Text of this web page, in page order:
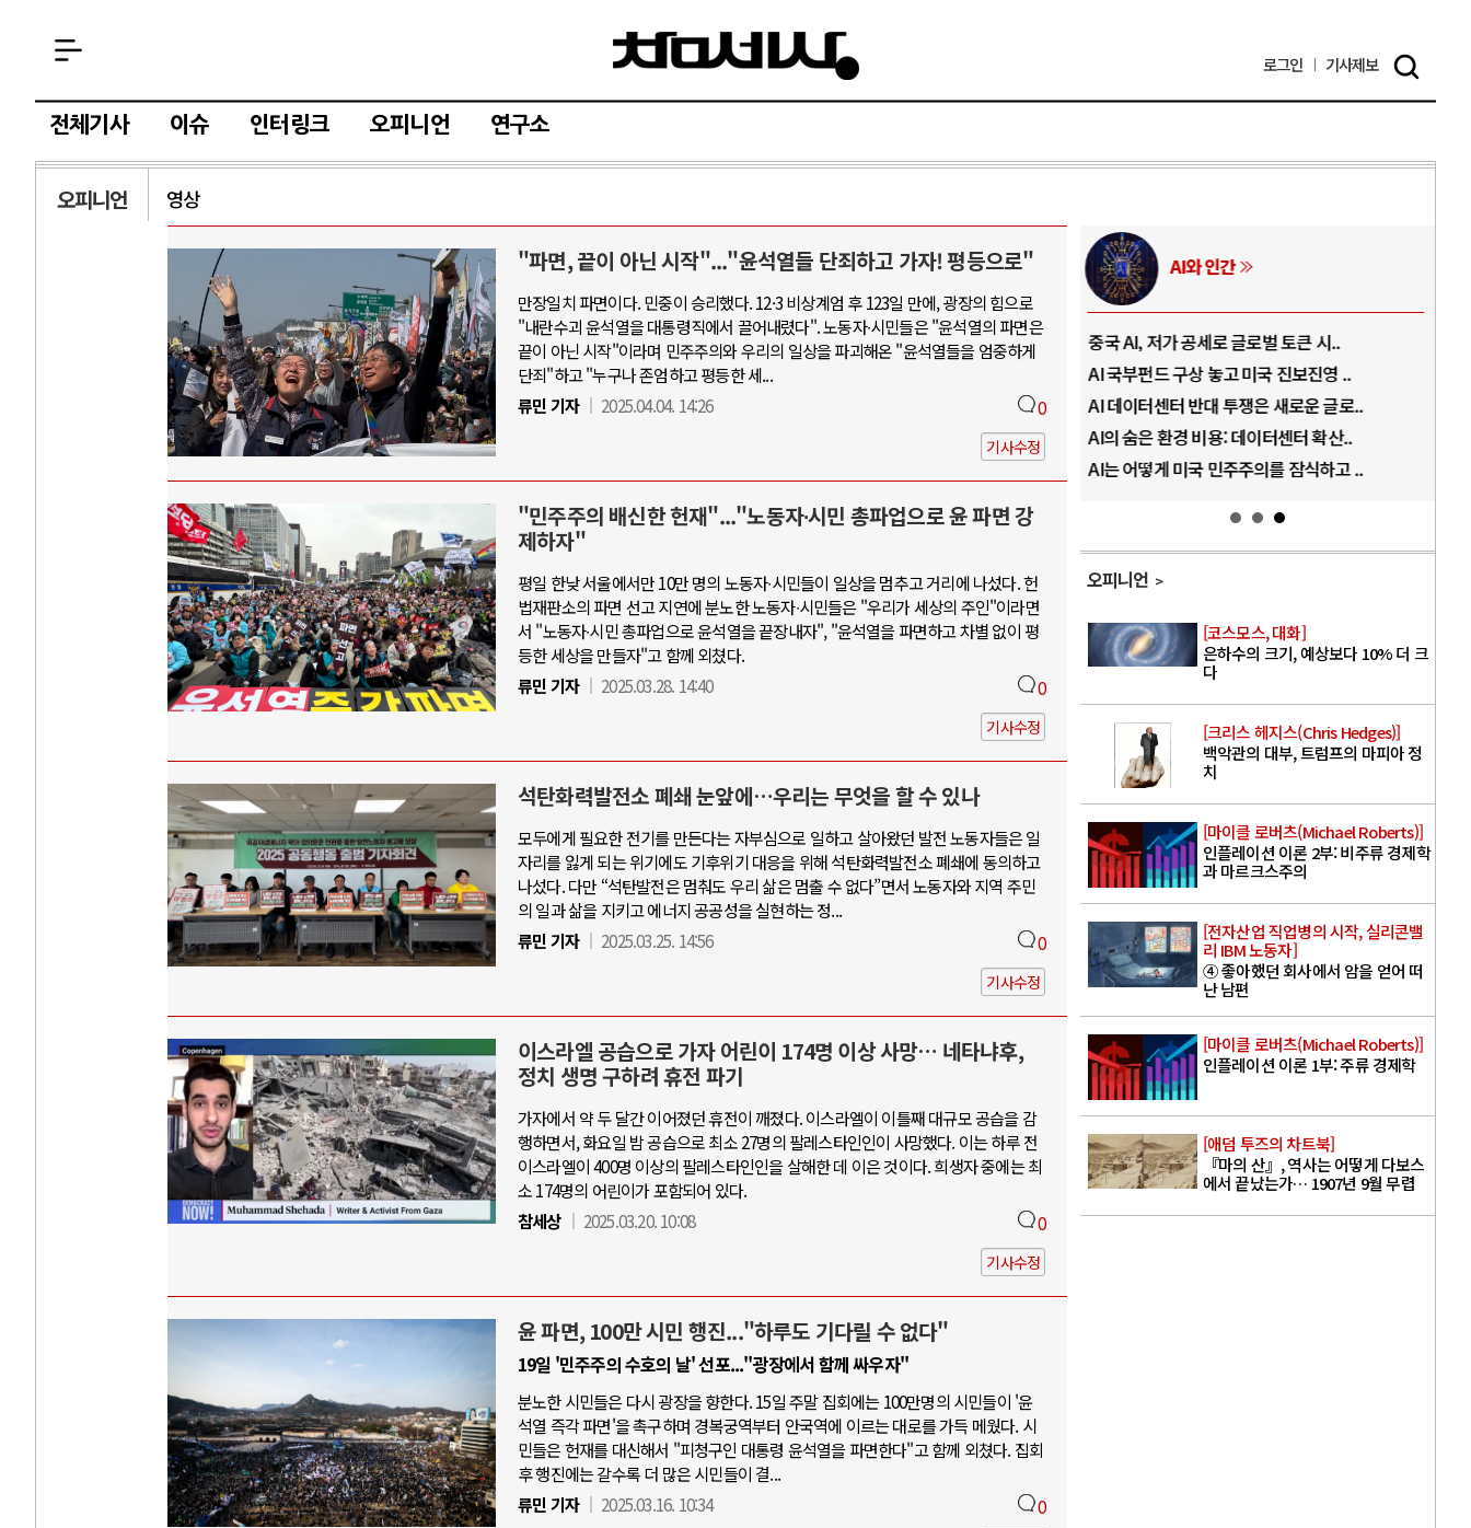
로그인 기사제보
전체기사 이슈 인터링크 오피니언 연구소
오피니언 영상
"파면, 끝이 아닌 시작"..."윤석열들 단죄하고 가자! 평등으로"
만장일치 파면이다. 민중이 승리했다. 12·3 비상계엄 후 123일 만에, 광장의 힘으로
"내란수괴 윤석열을 대통령직에서 끌어내렸다". 노동자∙시민들은 "윤석열의 파면은
끝이 아닌 시작"이라며 민주주의와 우리의 일상을 파괴해온 "윤석열들을 엄중하게
단죄"하고 "누구나 존엄하고 평등한 세...
류민 기자
2025.04.04. 14:26 0
기사수정
"민주주의 배신한 헌재"..."노동자∙시민 총파업으로 윤 파면 강
제하자"
평일 한낮 서울에서만 10만 명의 노동자∙시민들이 일상을 멈추고 거리에 나섰다. 헌
법재판소의 파면 선고 지연에 분노한 노동자∙시민들은 "우리가 세상의 주인"이라면
서 "노동자∙시민 총파업으로 윤석열을 끝장내자", "윤석열을 파면하고 차별 없이 평
등한 세상을 만들자"고 함께 외쳤다.
류민 기자
2025.03.28. 14:40 0
기사수정
석탄화력발전소 폐쇄 눈앞에…우리는 무엇을 할 수 있나
모두에게 필요한 전기를 만든다는 자부심으로 일하고 살아왔던 발전 노동자들은 일
자리를 잃게 되는 위기에도 기후위기 대응을 위해 석탄화력발전소 폐쇄에 동의하고
나섰다. 다만 “석탄발전은 멈춰도 우리 삶은 멈출 수 없다”면서 노동자와 지역 주민
의 일과 삶을 지키고 에너지 공공성을 실현하는 정...
류민 기자
2025.03.25. 14:56 0
기사수정
이스라엘 공습으로 가자 어린이 174명 이상 사망… 네타냐후,
정치 생명 구하려 휴전 파기
가자에서 약 두 달간 이어졌던 휴전이 깨졌다. 이스라엘이 이틀째 대규모 공습을 감
행하면서, 화요일 밤 공습으로 최소 27명의 팔레스타인인이 사망했다. 이는 하루 전
이스라엘이 400명 이상의 팔레스타인인을 살해한 데 이은 것이다. 희생자 중에는 최
소 174명의 어린이가 포함되어 있다.
참세상
2025.03.20. 10:08 0
기사수정
윤 파면, 100만 시민 행진..."하루도 기다릴 수 없다"
19일 '민주주의 수호의 날' 선포..."광장에서 함께 싸우자"
분노한 시민들은 다시 광장을 향한다. 15일 주말 집회에는 100만명의 시민들이 '윤
석열 즉각 파면'을 촉구하며 경복궁역부터 안국역에 이르는 대로를 가득 메웠다. 시
민들은 헌재를 대신해서 "피청구인 대통령 윤석열을 파면한다"고 함께 외쳤다. 집회
후 행진에는 갈수록 더 많은 시민들이 결...
류민 기자
2025.03.16. 10:34 0
중국 AI, 저가 공세로 글로벌 토큰 시..
AI 국부펀드 구상 놓고 미국 진보진영 ..
AI 데이터센터 반대 투쟁은 새로운 글로..
AI의 숨은 환경 비용: 데이터센터 확산..
러시아-우크라이나 전쟁
전쟁의 추상화: 우크라이나, 대리전의 역..
EU·우크라이나 드론 협력 직후, 러시아..
나토, 우크라 군사지원 2027년까지 공..
우크라이나, 덴마크, 에스토니아, 네덜란..
중동 위기
호르무즈 갈등 격화, 트럼프 정치·경제 ..
호르무즈 해협 통행료를 철회한 트럼프
하마스, 가자 통치권 이양으로 휴전 의지..
AI와 인간
중국 AI, 저가 공세로 글로벌 토큰 시..
AI 국부펀드 구상 놓고 미국 진보진영 ..
AI 데이터센터 반대 투쟁은 새로운 글로..
AI의 숨은 환경 비용: 데이터센터 확산..
AI는 어떻게 미국 민주주의를 잠식하고 ..
오피니언
[코스모스, 대화]
은하수의 크기, 예상보다 10% 더 크
다
[크리스 헤지스(Chris Hedges)]
백악관의 대부, 트럼프의 마피아 정
치
[마이클 로버츠(Michael Roberts)]
인플레이션 이론 2부: 비주류 경제학
과 마르크스주의
[전자산업 직업병의 시작, 실리콘밸
리 IBM 노동자]
④ 좋아했던 회사에서 암을 얻어 떠
난 남편
[마이클 로버츠(Michael Roberts)]
인플레이션 이론 1부: 주류 경제학
[애덤 투즈의 차트북]
『마의 산』, 역사는 어떻게 다보스
에서 끝났는가… 1907년 9월 무렵